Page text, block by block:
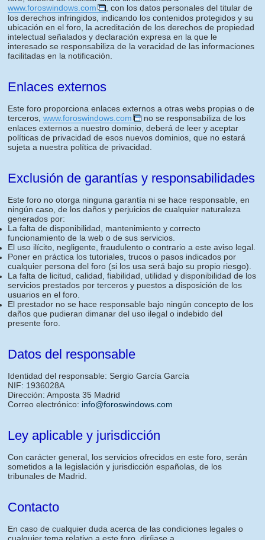
www.foroswindows.com
, con los datos personales del titular de
los derechos infringidos, indicando los contenidos protegidos y su
ubicación en el foro, la acreditación de los derechos de propiedad
intelectual señalados y declaración expresa en la que le
interesado se responsabiliza de la veracidad de las informaciones
facilitadas en la notificación.
Enlaces externos
Este foro proporciona enlaces externos a otras webs propias o de
terceros, www.foroswindows.com
no se responsabiliza de los
enlaces externos a nuestro dominio, deberá de leer y aceptar
políticas de privacidad de esos nuevos dominios, que no estará
sujeta a nuestra política de privacidad.
Exclusión de garantías y responsabilidades
Este foro no otorga ninguna garantía ni se hace responsable, en
ningún caso, de los daños y perjuicios de cualquier naturaleza
generados por:
La falta de disponibilidad, mantenimiento y correcto
funcionamiento de la web o de sus servicios.
El uso ilícito, negligente, fraudulento o contrario a este aviso legal.
Poner en práctica los tutoriales, trucos o pasos indicados por
cualquier persona del foro (si los usa será bajo su propio riesgo).
La falta de licitud, calidad, fiabilidad, utilidad y disponibilidad de los
servicios prestados por terceros y puestos a disposición de los
usuarios en el foro.
El prestador no se hace responsable bajo ningún concepto de los
daños que pudieran dimanar del uso ilegal o indebido del
presente foro.
Datos del responsable
Identidad del responsable: Sergio García García
NIF: 1936028A
Dirección: Amposta 35 Madrid
Correo electrónico: info@foroswindows.com
Ley aplicable y jurisdicción
Con carácter general, los servicios ofrecidos en este foro, serán
sometidos a la legislación y jurisdicción españolas, de los
tribunales de Madrid.
Contacto
En caso de cualquier duda acerca de las condiciones legales o